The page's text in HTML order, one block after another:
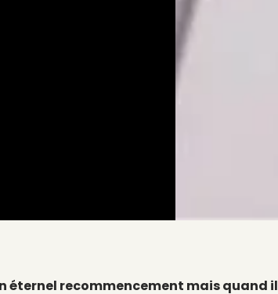
éternel recommencement mais quand il